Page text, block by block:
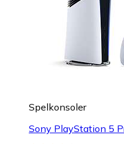
Spelkonsoler
Sony PlayStation 5